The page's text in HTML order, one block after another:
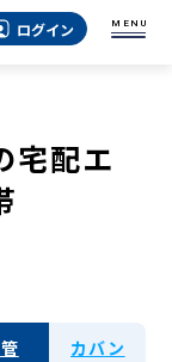
ログイン MENU
宅配エ
カバン